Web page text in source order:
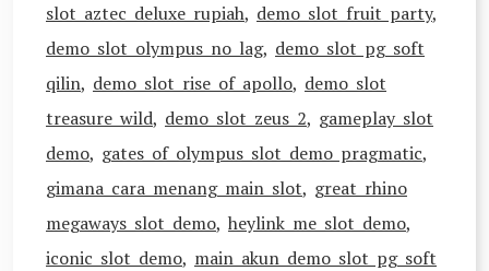
slot aztec deluxe rupiah, demo slot fruit party,
demo slot olympus no lag, demo slot pg soft
qilin, demo slot rise of apollo, demo slot
treasure wild, demo slot zeus 2, gameplay slot
demo, gates of olympus slot demo pragmatic,
gimana cara menang main slot, great rhino
megaways slot demo, heylink me slot demo,
iconic slot demo, main akun demo slot pg soft